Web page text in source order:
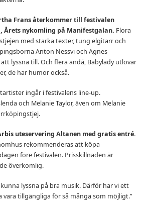
Frans återkommer till festivalen
Årets nykomling på Manifestgalan. Flora
med starka texter, tung elgitarr och
Anton Nessvi och Agnes
lyssna till. Och flera ändå, Babylady utlovar
de har humor också.
ingår i festivalens line-up.
och Melanie Taylor, även om Melanie
uteservering Altanen med gratis entré.
rekommenderas att köpa
före festivalen. Prisskillnaden är
överkomlig.
lyssna på bra musik. Därför har vi ett
tillgängliga för så många som möjligt.”